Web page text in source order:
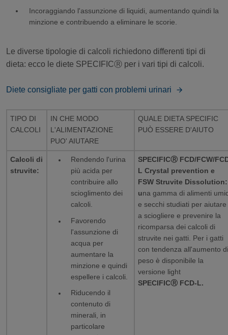
Incoraggiando l'assunzione di liquidi, aumentando quindi la
minzione e contribuendo a eliminare le scorie.
Le diverse tipologie di calcoli richiedono differenti tipi di
dieta: ecco le diete SPECIFICⓇ per i vari tipi di calcoli.
Diete consigliate per gatti con problemi urinari
TIPO DI
CALCOLI
IN CHE MODO
L'ALIMENTAZIONE
PUO' AIUTARE
QUALE DIETA SPECIFIC
PUÒ ESSERE D'AIUTO
Calcoli di
struvite:
Rendendo l'urina
più acida per
contribuire allo
scioglimento dei
calcoli.
Favorendo
l'assunzione di
acqua per
aumentare la
minzione e quindi
espellere i calcoli.
Riducendo il
contenuto di
minerali, in
particolare
SPECIFICⓇ FCD/FCW/
L Crystal prevention e
FSW Struvite Dissolution:
una gamma di alimenti
e secchi studiati per aiutare
a sciogliere e prevenire la
ricomparsa dei calcoli di
struvite nei gatti. Per i gatti
con tendenza all'aumento
peso è disponibile la
versione light
SPECIFICⓇ FCD-L.